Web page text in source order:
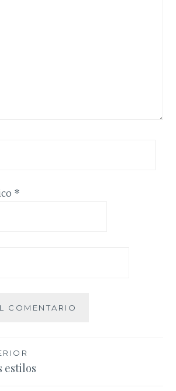
*
estilos